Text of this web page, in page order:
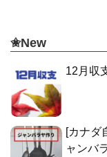
✬New
12月収
[カナダ
ャンバ